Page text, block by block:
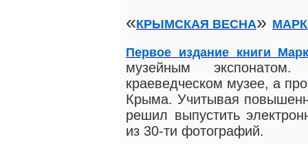
«КРЫМСКАЯ ВЕСНА»
Первое издание книги
музейным
краеведческом музее, а
Крыма. Учитывая
решил выпустить
из 30-ти фотографий.